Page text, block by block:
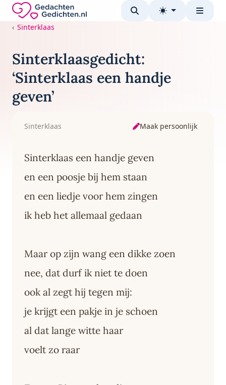
Direct naar de inhoud
Gedachten-Gedichten.nl — naar de homepage
Sinterklaas
Sinterklaasgedicht:
‘Sinterklaas een handje
geven’
Sinterklaas Maak persoonlijk
Sinterklaas een handje geven
en een poosje bij hem staan
en een liedje voor hem zingen
ik heb het allemaal gedaan
Maar op zijn wang een dikke zoen
nee, dat durf ik niet te doen
ook al zegt hij tegen mij:
je krijgt een pakje in je schoen
al dat lange witte haar
voelt zo raar